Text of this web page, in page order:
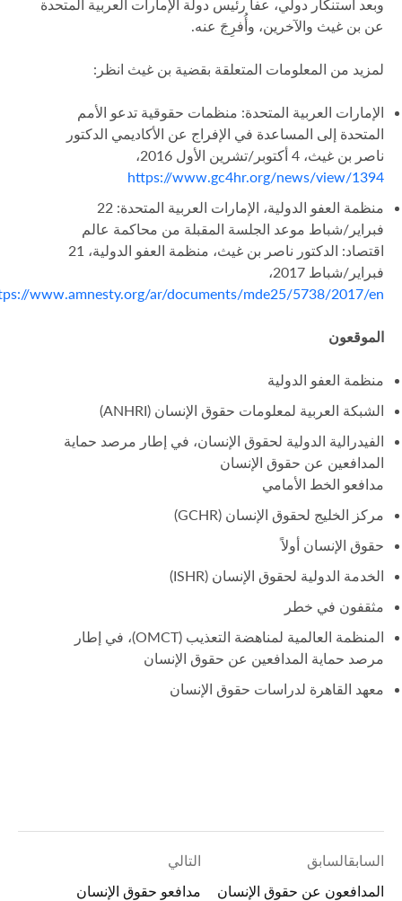
وبعد استنكار دولي، عفا رئيس دولة الإمارات العربية المتحدة
عن بن غيث والآخرين، وأُفرِجَ عنه.
لمزيد من المعلومات المتعلقة بقضية بن غيث انظر:
الإمارات العربية المتحدة: منظمات حقوقية تدعو الأمم
المتحدة إلى المساعدة في الإفراج عن الأكاديمي الدكتور
ناصر بن غيث، 4 أكتوبر/تشرين الأول 2016،
https://www.gc4hr.org/news/view/1394
منظمة العفو الدولية، الإمارات العربية المتحدة: 22
فبراير/شباط موعد الجلسة المقبلة من محاكمة عالم
اقتصاد: الدكتور ناصر بن غيث، منظمة العفو الدولية، 21
فبراير/شباط 2017،
www.amnesty.org/ar/documents/mde25/5738/2017/en
الموقعون
منظمة العفو الدولية
الشبكة العربية لمعلومات حقوق الإنسان (ANHRI)
الفيدرالية الدولية لحقوق الإنسان، في إطار مرصد حماية
المدافعين عن حقوق الإنسان
مدافعو الخط الأمامي
مركز الخليج لحقوق الإنسان (GCHR)
حقوق الإنسان أولاً
الخدمة الدولية لحقوق الإنسان (ISHR)
مثقفون في خطر
المنظمة العالمية لمناهضة التعذيب (OMCT)، في إطار
مرصد حماية المدافعين عن حقوق الإنسان
معهد القاهرة لدراسات حقوق الإنسان
السابقالسابق
المدافعون عن حقوق الإنسان
التالي
مدافعو حقوق الإنسان